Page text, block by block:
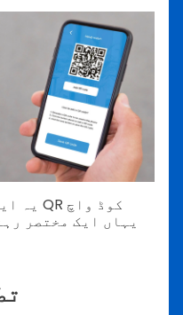
QR کوڈ واچ
یہاں ایک مختصر